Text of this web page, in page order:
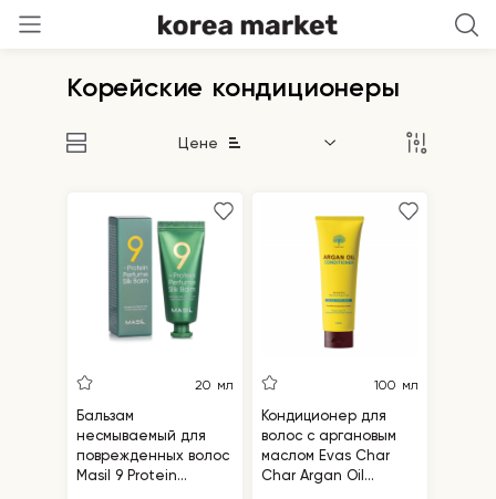
Корейские кондиционеры
Цене
20 мл
Бальзам
несмываемый для
поврежденных волос
Masil 9 Protein
100 мл
Кондиционер для
волос с аргановым
маслом Evas Char
Char Argan Oil